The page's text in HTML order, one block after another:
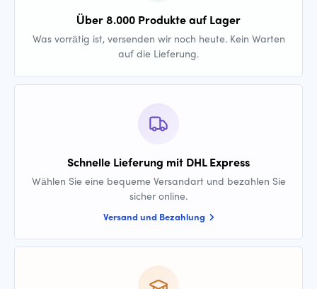
Über 8.000 Produkte auf Lager
Was vorrätig ist, versenden wir noch heute. Kein Warten
auf die Lieferung.
Schnelle Lieferung mit DHL Express
Wählen Sie eine bequeme Versandart und bezahlen Sie
sicher online.
Versand und Bezahlung